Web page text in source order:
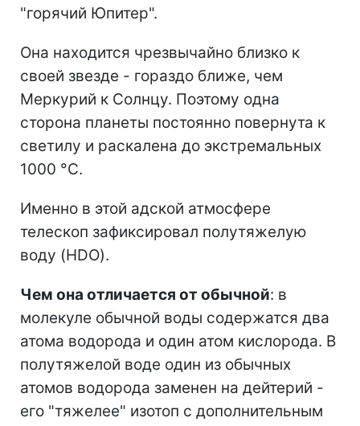
"горячий Юпитер".
Она находится чрезвычайно близко к
своей звезде - гораздо ближе, чем
Меркурий к Солнцу. Поэтому одна
сторона планеты постоянно повернута к
светилу и раскалена до экстремальных
1000 °C.
Именно в этой адской атмосфере
телескоп зафиксировал полутяжелую
воду (HDO).
Чем она отличается от обычной: в
молекуле обычной воды содержатся два
атома водорода и один атом кислорода. В
полутяжелой воде один из обычных
атомов водорода заменен на дейтерий -
его "тяжелее" изотоп с дополнительным